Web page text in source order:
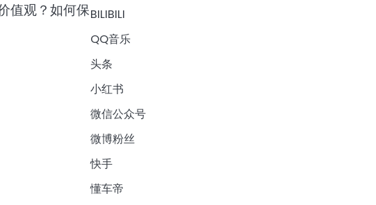
值观？如何保BILIBILI
QQ音乐
头条
小红书
微信公众号
微博粉丝
快手
懂车帝